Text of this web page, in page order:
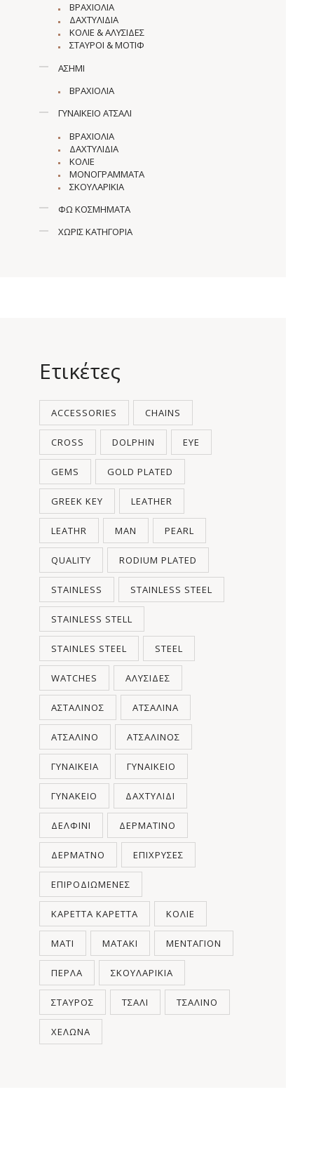
ΒΡΑΧΙΌΛΙΑ
ΔΑΧΤΥΛΊΔΙΑ
ΚΟΛΙΈ & ΑΛΥΣΊΔΕΣ
ΣΤΑΥΡΟΊ & ΜΟΤΊΦ
ΑΣΉΜΙ
ΒΡΑΧΙΌΛΙΑ
ΓΥΝΑΙΚΕΊΟ ΑΤΣΆΛΙ
ΒΡΑΧΙΌΛΙΑ
ΔΑΧΤΥΛΊΔΙΑ
ΚΟΛΙΈ
ΜΟΝΟΓΡΆΜΜΑΤΑ
ΣΚΟΥΛΑΡΊΚΙΑ
ΦΩ ΚΟΣΜΉΜΑΤΑ
ΧΩΡΊΣ ΚΑΤΗΓΟΡΊΑ
Ετικέτες
ACCESSORIES CHAINS
CROSS DOLPHIN EYE
GEMS GOLD PLATED
GREEK KEY LEATHER
LEATHR MAN PEARL
QUALITY RODIUM PLATED
STAINLESS STAINLESS STEEL
STAINLESS STELL
STAINLES STEEL STEEL
WATCHES ΑΛΥΣΊΔΕΣ
ΑΣΤΆΛΙΝΟΣ ΑΤΣΆΛΙΝΑ
ΑΤΣΆΛΙΝΟ ΑΤΣΆΛΙΝΟΣ
ΓΥΝΑΙΚΕΊΑ ΓΥΝΑΙΚΕΊΟ
ΓΥΝΑΚΕΊΟ ΔΑΧΤΥΛΊΔΙ
ΔΕΛΦΊΝΙ ΔΕΡΜΆΤΙΝΟ
ΔΕΡΜΆΤΝΟ ΕΠΊΧΡΥΣΕΣ
ΕΠΙΡΟΔΙΩΜΈΝΕΣ
ΚΑΡΈΤΤΑ ΚΑΡΈΤΤΑ ΚΟΛΙΈ
ΜΆΤΙ ΜΑΤΆΚΙ ΜΕΝΤΑΓΙΌΝ
ΠΈΡΛΑ ΣΚΟΥΛΑΡΊΚΙΑ
ΣΤΑΥΡΌΣ ΤΣΆΛΙ ΤΣΆΛΙΝΟ
ΧΕΛΏΝΑ